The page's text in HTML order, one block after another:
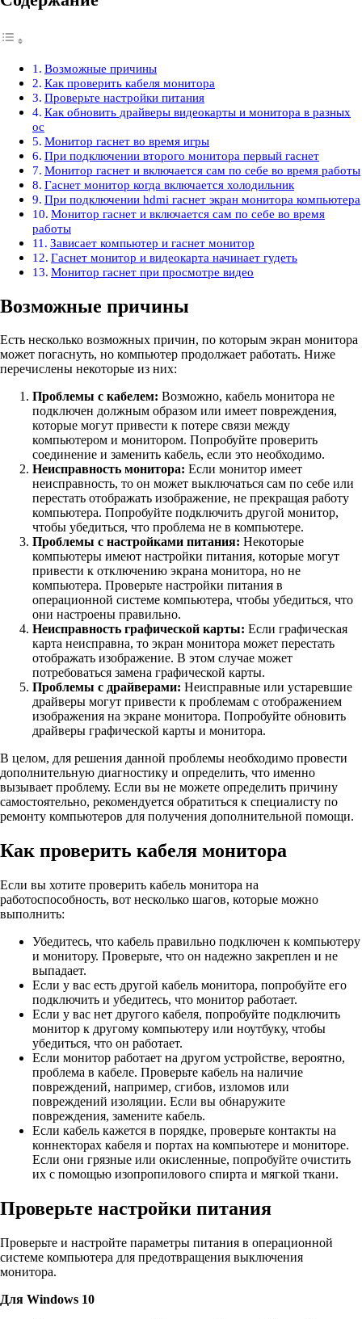
Возможные причины
Как проверить кабеля монитора
Проверьте настройки питания
Как обновить драйверы видеокарты и монитора в разных
ос
Монитор гаснет во время игры
При подключении второго монитора первый гаснет
Монитор гаснет и включается сам по себе во время работы
Гаснет монитор когда включается холодильник
При подключении hdmi гаснет экран монитора компьютера
Монитор гаснет и включается сам по себе во время
работы
Зависает компьютер и гаснет монитор
Гаснет монитор и видеокарта начинает гудеть
Монитор гаснет при просмотре видео
Возможные причины
Есть несколько возможных причин, по которым экран монитора
может погаснуть, но компьютер продолжает работать. Ниже
перечислены некоторые из них:
Проблемы с кабелем: Возможно, кабель монитора не
подключен должным образом или имеет повреждения,
которые могут привести к потере связи между
компьютером и монитором. Попробуйте проверить
соединение и заменить кабель, если это необходимо.
Неисправность монитора: Если монитор имеет
неисправность, то он может выключаться сам по себе или
перестать отображать изображение, не прекращая работу
компьютера. Попробуйте подключить другой монитор,
чтобы убедиться, что проблема не в компьютере.
Проблемы с настройками питания: Некоторые
компьютеры имеют настройки питания, которые могут
привести к отключению экрана монитора, но не
компьютера. Проверьте настройки питания в
операционной системе компьютера, чтобы убедиться, что
они настроены правильно.
Неисправность графической карты: Если графическая
карта неисправна, то экран монитора может перестать
отображать изображение. В этом случае может
потребоваться замена графической карты.
Проблемы с драйверами: Неисправные или устаревшие
драйверы могут привести к проблемам с отображением
изображения на экране монитора. Попробуйте обновить
драйверы графической карты и монитора.
В целом, для решения данной проблемы необходимо провести
дополнительную диагностику и определить, что именно
вызывает проблему. Если вы не можете определить причину
самостоятельно, рекомендуется обратиться к специалисту по
ремонту компьютеров для получения дополнительной помощи.
Как проверить кабеля монитора
Если вы хотите проверить кабель монитора на
работоспособность, вот несколько шагов, которые можно
выполнить:
Убедитесь, что кабель правильно подключен к компьютеру
и монитору. Проверьте, что он надежно закреплен и не
выпадает.
Если у вас есть другой кабель монитора, попробуйте его
подключить и убедитесь, что монитор работает.
Если у вас нет другого кабеля, попробуйте подключить
монитор к другому компьютеру или ноутбуку, чтобы
убедиться, что он работает.
Если монитор работает на другом устройстве, вероятно,
проблема в кабеле. Проверьте кабель на наличие
повреждений, например, сгибов, изломов или
повреждений изоляции. Если вы обнаружите
повреждения, замените кабель.
Если кабель кажется в порядке, проверьте контакты на
коннекторах кабеля и портах на компьютере и мониторе.
Если они грязные или окисленные, попробуйте очистить
их с помощью изопропилового спирта и мягкой ткани.
Проверьте настройки питания
Проверьте и настройте параметры питания в операционной
системе компьютера для предотвращения выключения
монитора.
Для Windows 10